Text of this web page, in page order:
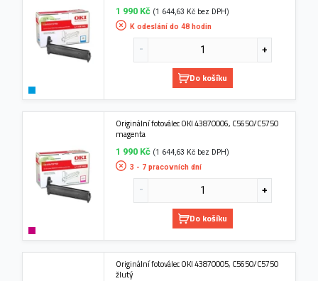
1 990 Kč (1 644,63 Kč bez DPH)
K odeslání do 48 hodin
Do košíku
Originální fotoválec OKI 43870006, C5650/C5750
magenta
1 990 Kč (1 644,63 Kč bez DPH)
3 - 7 pracovních dní
Do košíku
Originální fotoválec OKI 43870005, C5650/C5750
žlutý